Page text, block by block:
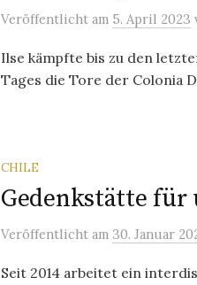
Veröffentlicht am 5. April 2023
Ilse kämpfte bis zu den
Tages die Tore der Colonia
CHILE
Gedenkstätte für
Veröffentlicht am 30. Januar
Seit 2014 arbeitet ein